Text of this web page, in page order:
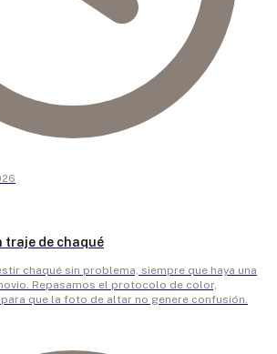
traje de chaqué
chaqué sin problema, siempre que haya una
Repasamos el protocolo de color,
que la foto de altar no genere confusión.